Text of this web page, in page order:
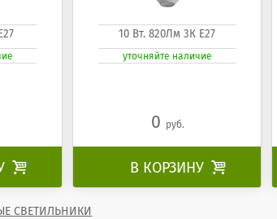

10 Вт. 820Лм 3К Е27
уточняйте наличие
0 руб.
В КОРЗИНУ 
СВЕТИЛЬНИКИ